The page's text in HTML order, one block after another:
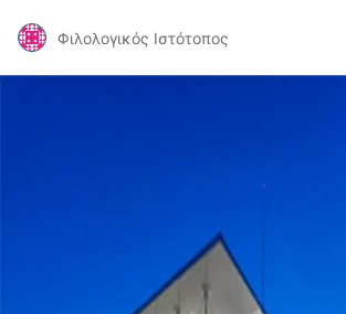
Φιλολογικός Ιστότοπος